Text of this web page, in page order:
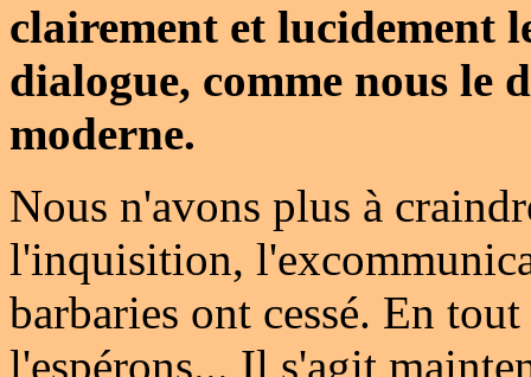
clairement et lucidement
dialogue, comme nous le
moderne.
Nous n'avons plus à
l'inquisition,
barbaries ont cessé. En
l'espérons... Il s'agit